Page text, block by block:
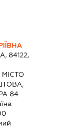
84122,
84